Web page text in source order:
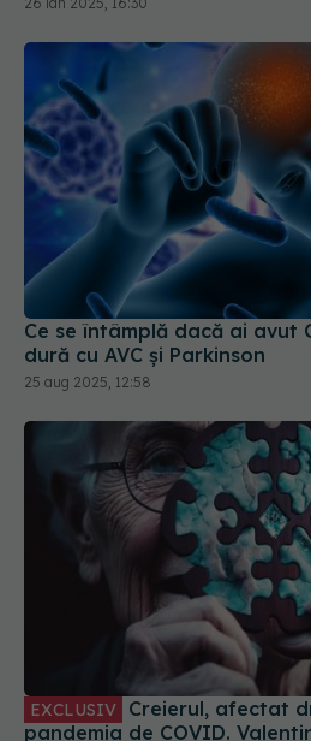
Ce se întâmplă dacă ai avut
dură cu AVC și Parkinson
25 aug 2025, 12:58
EXCLUSIV
pandemia de COVID.